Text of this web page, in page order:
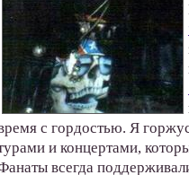
с гордостью. Я
и концертами,
всегда